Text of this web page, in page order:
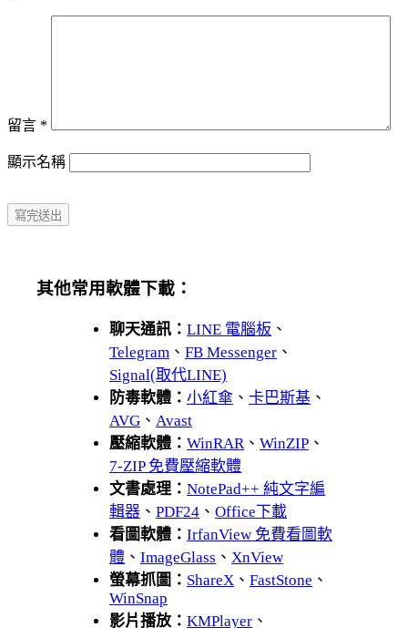
留言 *
顯示名稱
其他常用軟體下載：
聊天通訊： LINE 電腦板 、
Telegram 、 FB Messenger 、
Signal(取代LINE)
防毒軟體： 小紅傘 、 卡巴斯基 、
AVG 、 Avast
壓縮軟體： WinRAR、 WinZIP 、
7-ZIP 免費壓縮軟體
文書處理： NotePad++ 純文字編
輯器 、 PDF24 、 Office下載
看圖軟體： IrfanView 免費看圖軟
體 、 ImageGlass 、 XnView
螢幕抓圖： ShareX 、 FastStone 、
WinSnap
影片播放： KMPlayer 、